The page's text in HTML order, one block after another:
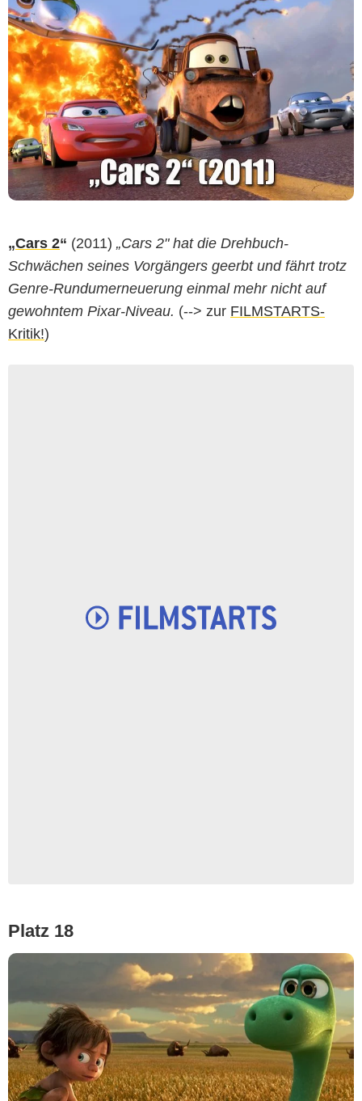
„Cars 2“ (2011) „Cars 2" hat die Drehbuch-
Schwächen seines Vorgängers geerbt und fährt trotz
Genre-Rundumerneuerung einmal mehr nicht auf
gewohntem Pixar-Niveau. (--> zur FILMSTARTS-
Kritik!)
Platz 18